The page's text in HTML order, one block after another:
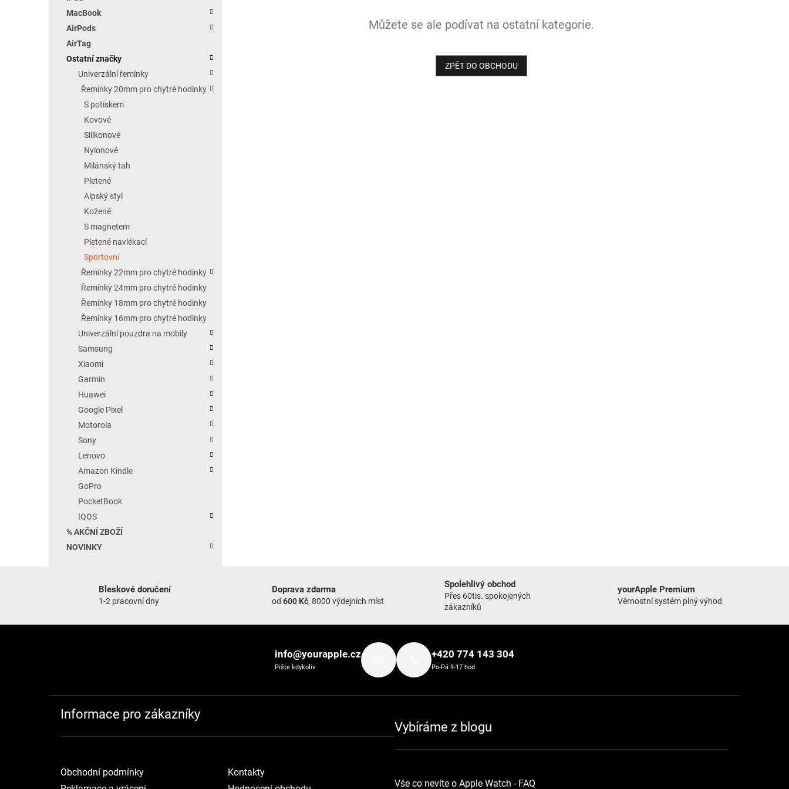
MacBook
AirPods
AirTag
Ostatní značky
Univerzální řemínky
Řemínky 20mm pro chytré hodinky
S potiskem
Kovové
Silikonové
Nylonové
Milánský tah
Pletené
Alpský styl
Kožené
S magnetem
Pletené navlékací
Sportovní
Řemínky 22mm pro chytré hodinky
Řemínky 24mm pro chytré hodinky
Řemínky 18mm pro chytré hodinky
Řemínky 16mm pro chytré hodinky
Univerzální pouzdra na mobily
Samsung
Xiaomi
Garmin
Huawei
Google Pixel
Motorola
Sony
Lenovo
Amazon Kindle
GoPro
PocketBook
IQOS
% AKČNÍ ZBOŽÍ
NOVINKY
Můžete se ale podívat na ostatní kategorie.
ZPĚT DO OBCHODU
Bleskové doručení
1-2 pracovní dny
Doprava zdarma
od 600 Kč, 8000 výdejních míst
Spolehlivý obchod
Přes 60tis. spokojených
zákazníků
yourApple Premium
Věrnostní systém plný výhod
info@yourapple.cz
Pište kdykoliv
+420 774 143 304
Po-Pá 9-17 hod
Informace pro zákazníky
Obchodní podmínky
Kontakty
Vybíráme z blogu
Vše co nevíte o Apple Watch - FAQ